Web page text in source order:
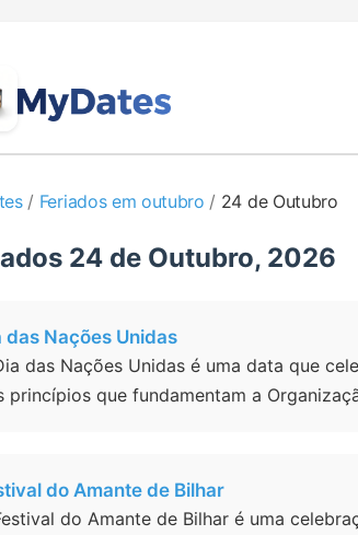
/ Feriados em outubro / 24 de Outubro
24 de Outubro, 2026
das Nações Unidas
das Nações Unidas é uma data que
princípios que fundamentam a
do Amante de Bilhar
do Amante de Bilhar é uma